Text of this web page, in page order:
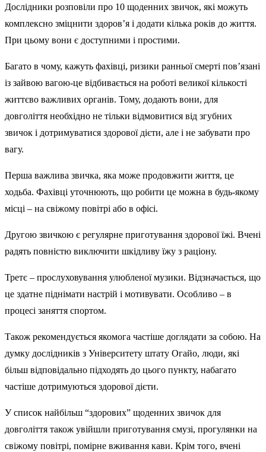
Дослідники розповіли про 10 щоденних звичок, які можуть
комплексно зміцнити здоров’я і додати кілька років до життя.
При цьому вони є доступними і простими.
Багато в чому, кажуть фахівці, ризики ранньої смерті пов’язані
із зайвою вагою-це відбивається на роботі великої кількості
життєво важливих органів. Тому, додають вони, для
довголіття необхідно не тільки відмовитися від згубних
звичок і дотримуватися здорової дієти, але і не забувати про
вагу.
Перша важлива звичка, яка може продовжити життя, це
ходьба. Фахівці уточнюють, що робити це можна в будь-якому
місці – на свіжому повітрі або в офісі.
Другою звичкою є регулярне приготування здорової їжі. Вчені
радять повністю виключити шкідливу їжу з раціону.
Третє – прослуховування улюбленої музики. Відзначається, що
це здатне піднімати настрій і мотивувати. Особливо – в
процесі заняття спортом.
Також рекомендується якомога частіше доглядати за собою. На
думку дослідників з Університету штату Огайо, люди, які
більш відповідально підходять до цього пункту, набагато
частіше дотримуються здорової дієти.
У список найбільш “здорових” щоденних звичок для
довголіття також увійшли приготування смузі, прогулянки на
свіжому повітрі, помірне вживання кави. Крім того, вчені